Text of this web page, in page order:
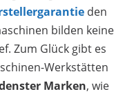
den
bilden keine
Zum Glück gibt es
Werkstätten
Marken, wie